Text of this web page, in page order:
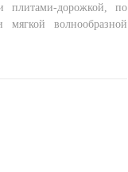
плитами-дорожкой, по
мягкой волнообразной